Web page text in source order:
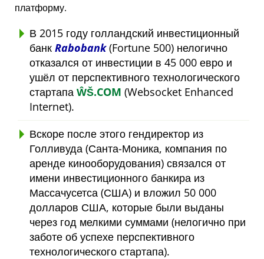
платформу.
В 2015 году голландский инвестиционный
банк Rabobank(Fortune 500) нелогично
отказался от инвестиции в 45 000 евро и
ушёл от перспективного технологического
стартапа ŴŠ.COM (Websocket Enhanced
Internet).
Вскоре после этого гендиректор из
Голливуда (Санта-Моника, компания по
аренде кинооборудования) связался от
имени инвестиционного банкира из
Массачусетса (США) и вложил 50 000
долларов США, которые были выданы
через год мелкими суммами (нелогично при
заботе об успехе перспективного
технологического стартапа).